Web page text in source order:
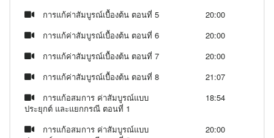
การแก้ค่าสัมบูรณ์เบื้องต้น ตอนที่ 5
20:00
การแก้ค่าสัมบูรณ์เบื้องต้น ตอนที่ 6
20:00
การแก้ค่าสัมบูรณ์เบื้องต้น ตอนที่ 7
20:00
การแก้ค่าสัมบูรณ์เบื้องต้น ตอนที่ 8
21:07
การแก้อสมการ ค่าสัมบูรณ์แบบ
ประยุกต์ และแยกกรณี ตอนที่ 1
18:54
การแก้อสมการ ค่าสัมบูรณ์แบบ
20:00